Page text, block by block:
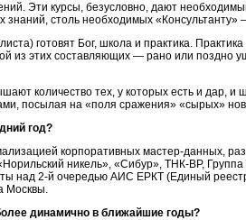
Эти курсы, безусловно, дают
столь необходимых «Консультанту»
готовят Бог, школа и практика.
из этих составляющих — рано или поздно
количество тех, у которых есть и дар, и
посылая на «поля сражения» «сырых»
год?
корпоративных мастер-данных,
никель», «Сибур», ТНК-ВР, Группа
над 2-й очередью АИС ЕРКТ (Единый реестр
Москвы.
динамично в ближайшие годы?